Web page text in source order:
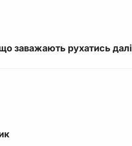
заважають рухатись далі